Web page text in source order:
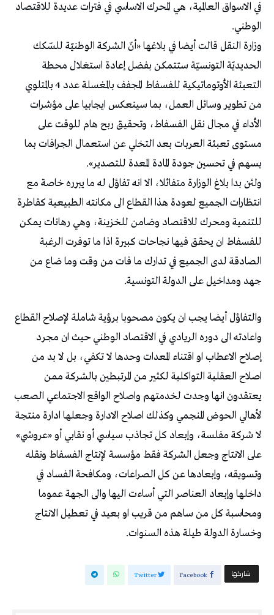
في الاسواق العالمية، هي المحرك الاساسي في فترات عديدة للاقتصاد
الوطني.
وزارة النقل قالت أيضا في بلاغها «أنّ الشركة الوطنيّة للسّكك
الحديديّة التونسيّة ستتمكن بفضل إعادة استغلال محطة
التعبئة الأوتوماتيكية للفسفاط المجفف بالمغسلة عدد 4 بالمتلوي
من تطوير وسائل العمل، بما سينعكس ايجابيا على مؤشرات
الأداء في مجال نقل الفسفاط، وتحقيق ربح هام للوقت على
مستوى تعبئة العربات بعد التخلي عن استعمال الجرافات بما
يسهم في تحسين جودة المادة المعدة للتصدير».
ولئن بدا بلاغ الوزارة متفائلا، الا انه تفاؤل له ما يبرره خاصة مع
انتظارات الجميع لعودة هذا القطاع الى مكانته الطبيعية كقاطرة
للتنمية ومحرك للاقتصاد وضامن للخزينة، وهي رهانات يمكن
للفسفاط ان يحقق فيها نجاحات كبيرة اذا ما توفرت الرغبة
الصادقة لدى الجميع في تدارك ما فات من وقت وما ضاع من
جهد ومداخيل على الدولة التونسية.
والتفاؤل أيضا يجب ان يكون مصحوبا برؤية شاملة لإصلاح القطاع
واعادته الى دوره الريادي في الاقتصاد الوطني حيث ان مجرد
إصلاح الاعطاب او اقتناء المعدات وحدها لا تكفي، بل لا بد من
اصلاح العقلية التواكلية لكثير من المرتبطين بالشركة ممن
يعتقدون انها وجدت لخدمتهم واصلاح الواقع الاجتماعي الصعب
لأهالي الحوض المنجمي وكذلك اصلاح الادارة وجعلها ادارة منتجة
لا شركة مفلسة، وإبعاد كل تجاذب سياسي أو نقابي أو «عروشي»
على الانتاج وجعل الشركة فقط مؤسسة لإنتاج الفسفاط ونقله
وتسويقه، وإبعادها عن كل الصراعات، ومكافحة الفساد في
داخلها وإبعاد العناصر التي أساءت اليها والى الجهة عموما
ومحاسبة كل من ساهم من قريب او بعيد في تعطيل الانتاج
وخسارة الدولة طيلة هذه السنوات.
‫‫ شاركها‬ Facebook
Twitter